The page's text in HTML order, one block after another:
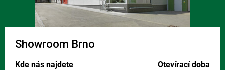
Showroom Brno
Kde nás najdete Otevírací doba